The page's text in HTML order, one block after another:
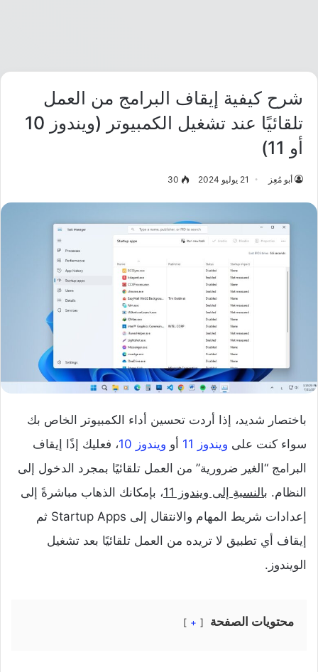
شرح كيفية إيقاف البرامج من العمل
تلقائيًا عند تشغيل الكمبيوتر (ويندوز 10
أو 11)
أبو مُعِز 21 يوليو 2024 30
باختصار شديد، إذا أردت تحسين أداء الكمبيوتر الخاص بك
سواء كنت على ويندوز 11 أو ويندوز 10
، فعليك إذًا إيقاف
البرامج “الغير ضرورية” من العمل تلقائيًا بمجرد الدخول إلى
النظام. بالنسبةِ إلى ويندوز 11
، بإمكانك الذهاب مباشرةً إلى
إعدادات شريط المهام والانتقال إلى Startup Apps ثم
إيقاف أي تطبيق لا تريده من العمل تلقائيًا بعد تشغيل
الويندوز.
محتويات الصفحة +